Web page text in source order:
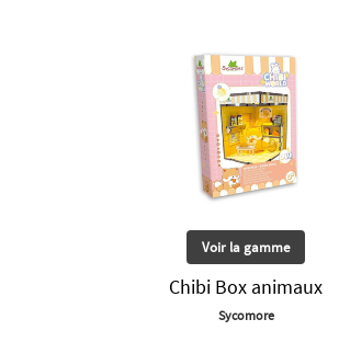
Voir la gamme
Chibi Box animaux
Sycomore